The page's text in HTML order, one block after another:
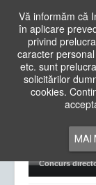
Vă informăm că
în aplicare
privind
caracter
etc. sunt
solicitărilor
cookies.
MAI
Cauta
in
siteAcasa
Examene
Concurs